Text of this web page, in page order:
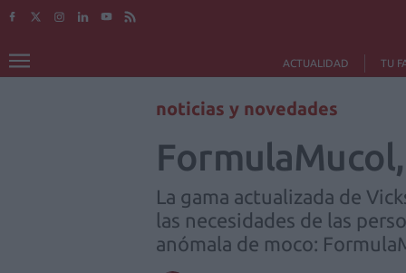
ACTUALIDAD TU
noticias y novedades
La gama actualizada de
las necesidades de las
anómala de moco: